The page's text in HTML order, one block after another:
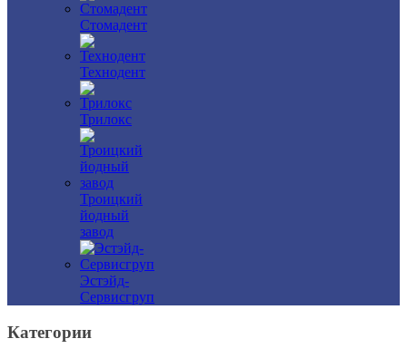
Стомадент
Технодент
Трилокс
Троицкий
йодный
завод
Эстэйд-
Сервисгруп
Категории